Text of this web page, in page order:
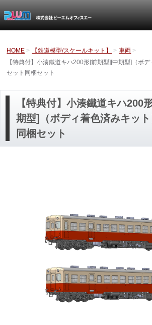
HOME 【鉄道模型/スケールキット】
車両
【特典付】小湊鐵道キハ200形[前期型][中期型]（ボ
セット同梱セット
【特典付】小湊鐵道キハ200
期型]（ボディ着色済みキット
同梱セット